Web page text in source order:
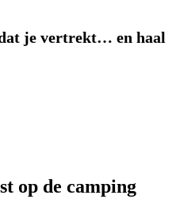
je vertrekt… en haal
op de camping